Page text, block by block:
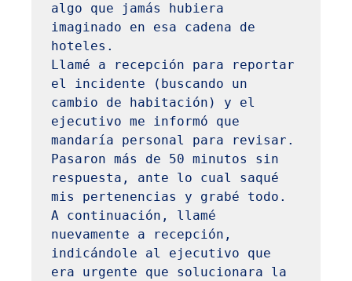
algo que jamás hubiera
imaginado en esa cadena de
hoteles.
Llamé a recepción para reportar
el incidente (buscando un
cambio de habitación) y el
ejecutivo me informó que
mandaría personal para revisar.
Pasaron más de 50 minutos sin
respuesta, ante lo cual saqué
mis pertenencias y grabé todo.
A continuación, llamé
nuevamente a recepción,
indicándole al ejecutivo que
era urgente que solucionara la